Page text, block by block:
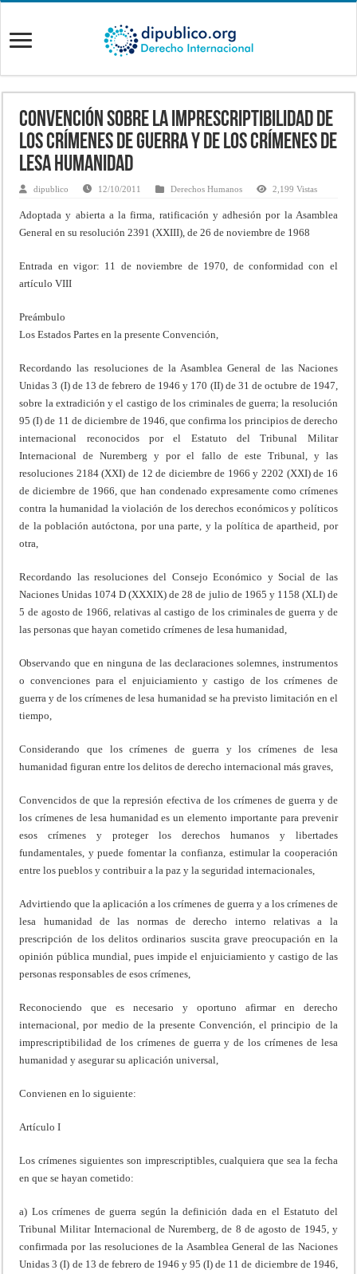
Convención sobre la Imprescriptibilidad de
los Crímenes de Guerra y de los Crímenes de
Lesa Humanidad
dipublico 12/10/2011 Derechos Humanos 2,199 Vistas
Adoptada y abierta a la firma, ratificación y adhesión por la Asamblea
General en su resolución 2391 (XXIII), de 26 de noviembre de 1968
Entrada en vigor: 11 de noviembre de 1970, de conformidad con el
artículo VIII
Preámbulo
Los Estados Partes en la presente Convención,
Recordando las resoluciones de la Asamblea General de las Naciones
Unidas 3 (I) de 13 de febrero de 1946 y 170 (II) de 31 de octubre de 1947,
sobre la extradición y el castigo de los criminales de guerra; la resolución
95 (I) de 11 de diciembre de 1946, que confirma los principios de derecho
internacional reconocidos por el Estatuto del Tribunal Militar
Internacional de Nuremberg y por el fallo de este Tribunal, y las
resoluciones 2184 (XXI) de 12 de diciembre de 1966 y 2202 (XXI) de 16
de diciembre de 1966, que han condenado expresamente como crímenes
contra la humanidad la violación de los derechos económicos y políticos
de la población autóctona, por una parte, y la política de apartheid, por
otra,
Recordando las resoluciones del Consejo Económico y Social de las
Naciones Unidas 1074 D (XXXIX) de 28 de julio de 1965 y 1158 (XLI) de
5 de agosto de 1966, relativas al castigo de los criminales de guerra y de
las personas que hayan cometido crímenes de lesa humanidad,
Observando que en ninguna de las declaraciones solemnes, instrumentos
o convenciones para el enjuiciamiento y castigo de los crímenes de
guerra y de los crímenes de lesa humanidad se ha previsto limitación en el
tiempo,
Considerando que los crímenes de guerra y los crímenes de lesa
humanidad figuran entre los delitos de derecho internacional más graves,
Convencidos de que la represión efectiva de los crímenes de guerra y de
los crímenes de lesa humanidad es un elemento importante para prevenir
esos crímenes y proteger los derechos humanos y libertades
fundamentales, y puede fomentar la confianza, estimular la cooperación
entre los pueblos y contribuir a la paz y la seguridad internacionales,
Advirtiendo que la aplicación a los crímenes de guerra y a los crímenes de
lesa humanidad de las normas de derecho interno relativas a la
prescripción de los delitos ordinarios suscita grave preocupación en la
opinión pública mundial, pues impide el enjuiciamiento y castigo de las
personas responsables de esos crímenes,
Reconociendo que es necesario y oportuno afirmar en derecho
internacional, por medio de la presente Convención, el principio de la
imprescriptibilidad de los crímenes de guerra y de los crímenes de lesa
humanidad y asegurar su aplicación universal,
Convienen en lo siguiente:
Artículo I
Los crímenes siguientes son imprescriptibles, cualquiera que sea la fecha
en que se hayan cometido:
a) Los crímenes de guerra según la definición dada en el Estatuto del
Tribunal Militar Internacional de Nuremberg, de 8 de agosto de 1945, y
confirmada por las resoluciones de la Asamblea General de las Naciones
Unidas 3 (I) de 13 de febrero de 1946 y 95 (I) de 11 de diciembre de 1946,